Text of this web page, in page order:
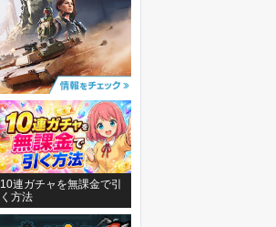
10連ガチャを無課金で引
く方法